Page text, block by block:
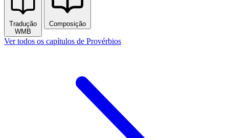
Tradução
WMB
Composição
Ver todos os capítulos de Provérbios